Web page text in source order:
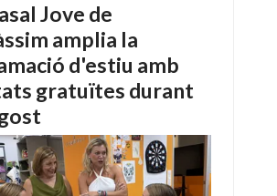
Jove de
amplia la
d'estiu amb
gratuïtes durant